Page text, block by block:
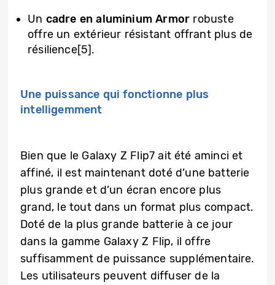
Un cadre en aluminium Armor robuste
offre un extérieur résistant offrant plus de
résilience[5].
Une puissance qui fonctionne plus
intelligemment
Bien que le Galaxy Z Flip7 ait été aminci et
affiné, il est maintenant doté d’une batterie
plus grande et d’un écran encore plus
grand, le tout dans un format plus compact.
Doté de la plus grande batterie à ce jour
dans la gamme Galaxy Z Flip, il offre
suffisamment de puissance supplémentaire.
Les utilisateurs peuvent diffuser de la